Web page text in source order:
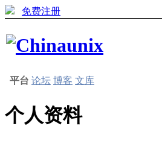
免费注册
平台 论坛 博客 文库
个人资料